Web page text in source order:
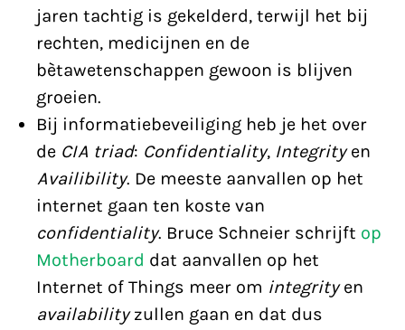
jaren tachtig is gekelderd, terwijl het bij
rechten, medicijnen en de
bètawetenschappen gewoon is blijven
groeien.
Bij informatiebeveiliging heb je het over
de CIA triad: Confidentiality, Integrityen
Availibility. De meeste aanvallen op het
internet gaan ten koste van
confidentiality. Bruce Schneier schrijft op
Motherboard dat aanvallen op het
Internet of Things meer om integrityen
availabilityzullen gaan en dat dus